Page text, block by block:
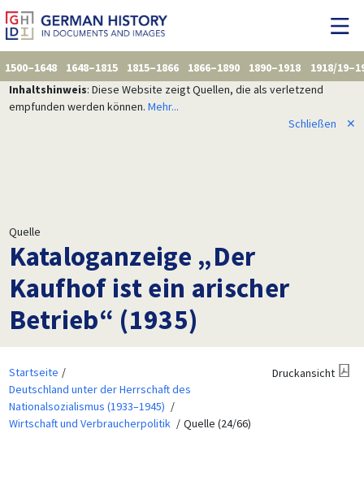
1500–1648 1648–1815 1815–1866 1866–1890 1890–1918
1918/
Inhaltshinweis: Diese Website zeigt Quellen, die als verletzend
empfunden werden können. Mehr...
Schließen
✕
Quelle
Kataloganzeige „Der
Kaufhof ist ein arischer
Betrieb“ (1935)
Startseite
Deutschland unter der Herrschaft des
Nationalsozialismus (1933–1945)
Wirtschaft und Verbraucherpolitik
Quelle (24/66)
Druckansicht